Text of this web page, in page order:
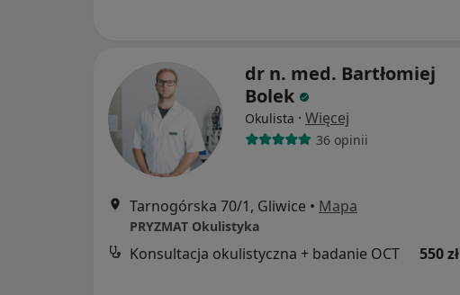
dr n. med. Bartłomiej
Bolek
Okulista · Więcej
36 opinii
Tarnogórska 70/1, Gliwice • Mapa
PRYZMAT Okulistyka
Konsultacja okulistyczna + badanie OCT 550 zł